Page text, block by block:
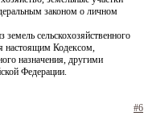
законом о личном
сельскохозяйственного
настоящим Кодексом,
назначения, другими
Федерации.
#6